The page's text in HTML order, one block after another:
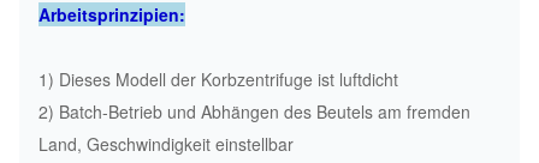
Arbeitsprinzipien:
1) Dieses Modell der Korbzentrifuge ist luftdicht
2) Batch-Betrieb und Abhängen des Beutels am fremden
Land, Geschwindigkeit einstellbar